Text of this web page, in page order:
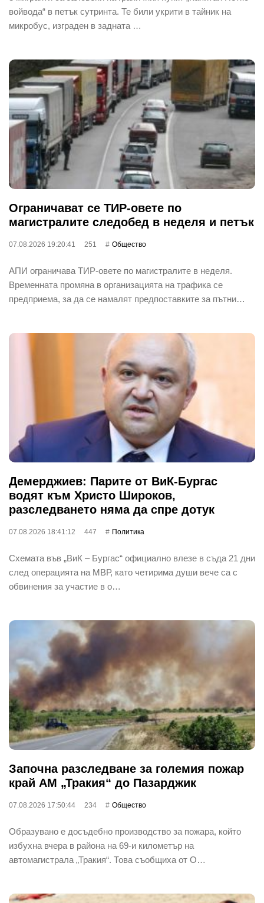
войвода“ в петък сутринта. Те били укрити в тайник на
микробус, изграден в задната …
Ограничават се ТИР-овете по
магистралите следобед в неделя и петък
07.08.2026 19:20:41 251 Общество
АПИ ограничава ТИР-овете по магистралите в неделя.
Временната промяна в организацията на трафика се
предприема, за да се намалят предпоставките за пътни…
Демерджиев: Парите от ВиК-Бургас
водят към Христо Широков,
разследването няма да спре дотук
07.08.2026 18:41:12 447 Политика
Схемата във „ВиК – Бургас“ официално влезе в съда 21 дни
след операцията на МВР, като четирима души вече са с
обвинения за участие в о…
Започна разследване за големия пожар
край АМ „Тракия“ до Пазарджик
07.08.2026 17:50:44 234 Общество
Образувано е досъдебно производство за пожара, който
избухна вчера в района на 69-и километър на
автомагистрала „Тракия“. Това съобщиха от О…